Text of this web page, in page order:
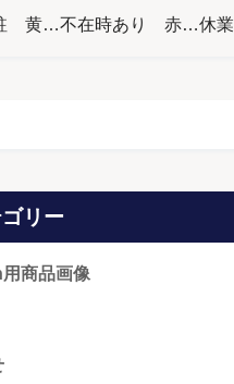
黄…不在時あり 赤…休業
リー
商品画像